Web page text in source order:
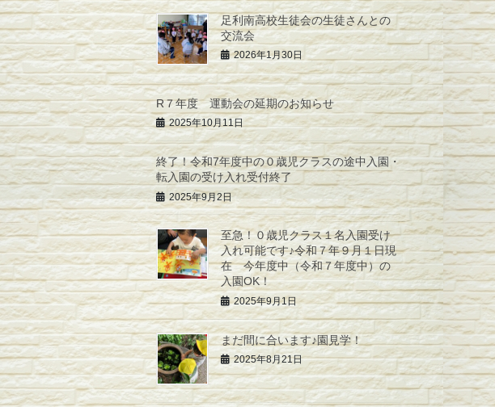
足利南高校生徒会の生徒さんとの
交流会
2026年1月30日
R７年度 運動会の延期のお知らせ
2025年10月11日
終了！令和7年度中の０歳児クラスの途中入園・
転入園の受け入れ受付終了
2025年9月2日
至急！０歳児クラス１名入園受け
入れ可能です♪令和７年９月１日現
在 今年度中（令和７年度中）の
入園OK！
2025年9月1日
まだ間に合います♪園見学！
2025年8月21日